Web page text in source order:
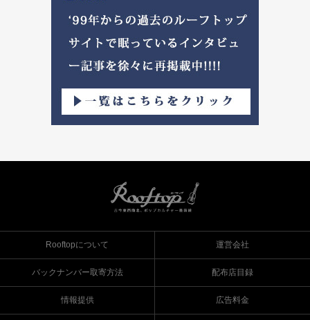
Rooftopについて 運営会社
バックナンバー取寄方法 配布店目録
情報提供 広告料金